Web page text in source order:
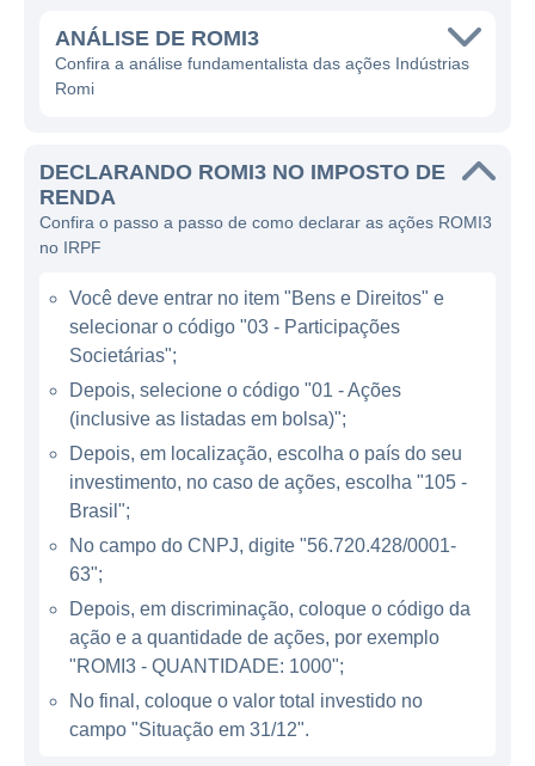
essenciais na produção industrial. Além
disso, a empresa também fabrica
plástico, oferecendo produtos como injetoras
e sopradoras de plástico.
A principal maneira pela qual a Indústrias
Romi gera receitas é através da venda de
suas máquinas e equipamentos, que são
utilizados em uma variedade de aplicações
industriais. A companhia também oferece
serviços de manutenção e suporte, que
complementam sua atuação no mercado.
Além disso, a empresa investe em pesquisa
e desenvolvimento, buscando
constantemente inovações que podem se
traduzir em novos produtos e tecnologias,
clientes que vão desde pequenas indústrias
ANÁLISE DE ROMI3
Confira a análise fundamentalista das ações Indústrias
Romi
DECLARANDO ROMI3 NO IMPOSTO DE
RENDA
Confira o passo a passo de como declarar as ações ROMI3
no IRPF
Você deve entrar no item "Bens e Direitos" e
selecionar o código "03 - Participações
Societárias";
Depois, selecione o código "01 - Ações
(inclusive as listadas em bolsa)";
Depois, em localização, escolha o país do seu
investimento, no caso de ações, escolha "105 -
Brasil";
No campo do CNPJ, digite "56.720.428/0001-
63";
Depois, em discriminação, coloque o código da
ação e a quantidade de ações, por exemplo
"ROMI3 - QUANTIDADE: 1000";
No final, coloque o valor total investido no
campo "Situação em 31/12".